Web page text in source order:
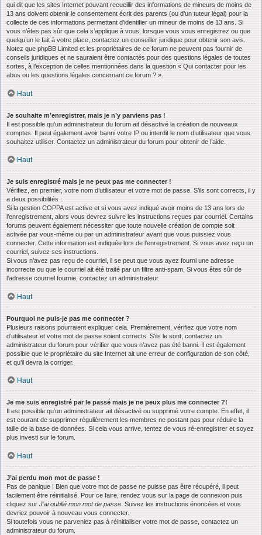
qui dit que les sites Internet pouvant recueillir des informations de mineurs de moins de
13 ans doivent obtenir le consentement écrit des parents (ou d’un tuteur légal) pour la
collecte de ces informations permettant d’identifier un mineur de moins de 13 ans. Si
vous n’êtes pas sûr que cela s’applique à vous, lorsque vous vous enregistrez ou que
quelqu’un le fait à votre place, contactez un conseiller juridique pour obtenir son avis.
Notez que phpBB Limited et les propriétaires de ce forum ne peuvent pas fournir de
conseils juridiques et ne sauraient être contactés pour des questions légales de toutes
sortes, à l’exception de celles mentionnées dans la question « Qui contacter pour les
abus ou les questions légales concernant ce forum ? ».
Haut
Je souhaite m’enregistrer, mais je n’y parviens pas !
Il est possible qu’un administrateur du forum ait désactivé la création de nouveaux
comptes. Il peut également avoir banni votre IP ou interdit le nom d’utilisateur que vous
souhaitez utiliser. Contactez un administrateur du forum pour obtenir de l’aide.
Haut
Je suis enregistré mais je ne peux pas me connecter !
Vérifiez, en premier, votre nom d’utilisateur et votre mot de passe. S’ils sont corrects, il y
a deux possibilités :
Si la gestion COPPA est active et si vous avez indiqué avoir moins de 13 ans lors de
l’enregistrement, alors vous devrez suivre les instructions reçues par courriel. Certains
forums peuvent également nécessiter que toute nouvelle création de compte soit
activée par vous-même ou par un administrateur avant que vous puissiez vous
connecter. Cette information est indiquée lors de l’enregistrement. Si vous avez reçu un
courriel, suivez ses instructions.
Si vous n’avez pas reçu de courriel, il se peut que vous ayez fourni une adresse
incorrecte ou que le courriel ait été traité par un filtre anti-spam. Si vous êtes sûr de
l’adresse courriel fournie, contactez un administrateur.
Haut
Pourquoi ne puis-je pas me connecter ?
Plusieurs raisons pourraient expliquer cela. Premièrement, vérifiez que votre nom
d’utilisateur et votre mot de passe soient corrects. S’ils le sont, contactez un
administrateur du forum pour vérifier que vous n’avez pas été banni. Il est également
possible que le propriétaire du site Internet ait une erreur de configuration de son côté,
et qu’il devra la corriger.
Haut
Je me suis enregistré par le passé mais je ne peux plus me connecter ?!
Il est possible qu’un administrateur ait désactivé ou supprimé votre compte. En effet, il
est courant de supprimer régulièrement les membres ne postant pas pour réduire la
taille de la base de données. Si cela vous arrive, tentez de vous ré-enregistrer et soyez
plus investi sur le forum.
Haut
J’ai perdu mon mot de passe !
Pas de panique ! Bien que votre mot de passe ne puisse pas être récupéré, il peut
facilement être réinitialisé. Pour ce faire, rendez vous sur la page de connexion puis
cliquez sur J’ai oublié mon mot de passe . Suivez les instructions énoncées et vous
devriez pouvoir à nouveau vous connecter.
Si toutefois vous ne parveniez pas à réinitialiser votre mot de passe, contactez un
administrateur du forum.